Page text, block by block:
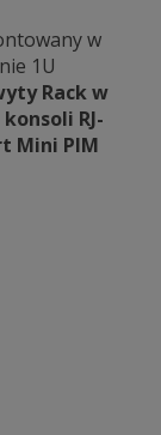
w
1U
Rack w
RJ-
Mini PIM